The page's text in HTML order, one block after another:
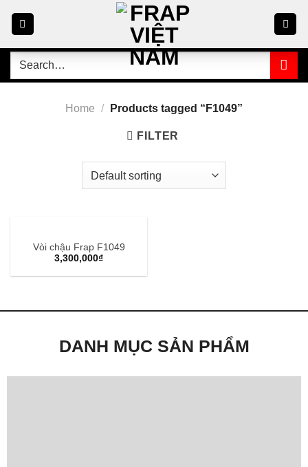
for:
Home / Products tagged “F1049”
FILTER
Vòi chậu Frap F1049
3,300,000₫
DANH MỤC SẢN PHẨM